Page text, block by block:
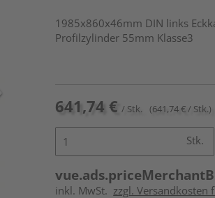
1985x860x46mm DIN links
Profilzylinder 55mm Klasse3
641,74 € / Stk. (641,74 € / Stk.)
Stk.
inkl. MwSt. zzgl. Versandkosten